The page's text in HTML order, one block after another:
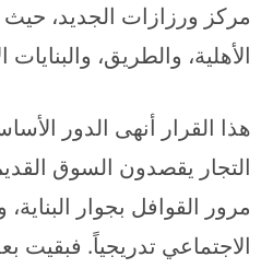
مركز ورزازات الجديد،
الأهلية، والطريق، والبنايات
هذا القرار أنهى الدور
التجار يقصدون السوق
مرور القوافل بجوار
الاجتماعي تدريجياً. فبقيت